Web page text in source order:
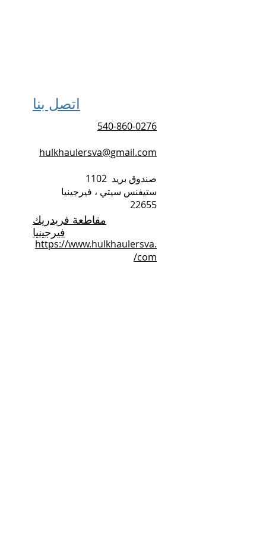
اتصل بنا
540-860-0276
hulkhaulersva@gmail.com
صندوق بريد 1102
ستيفنس سيتي ، فيرجينيا
22655
https://www.hulkhaulersva.
com/
مقاطعة فريدريك
فيرجينيا